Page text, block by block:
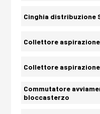
Cinghia distribuzione
Collettore aspirazione
Collettore aspirazione
Commutatore
bloccasterzo